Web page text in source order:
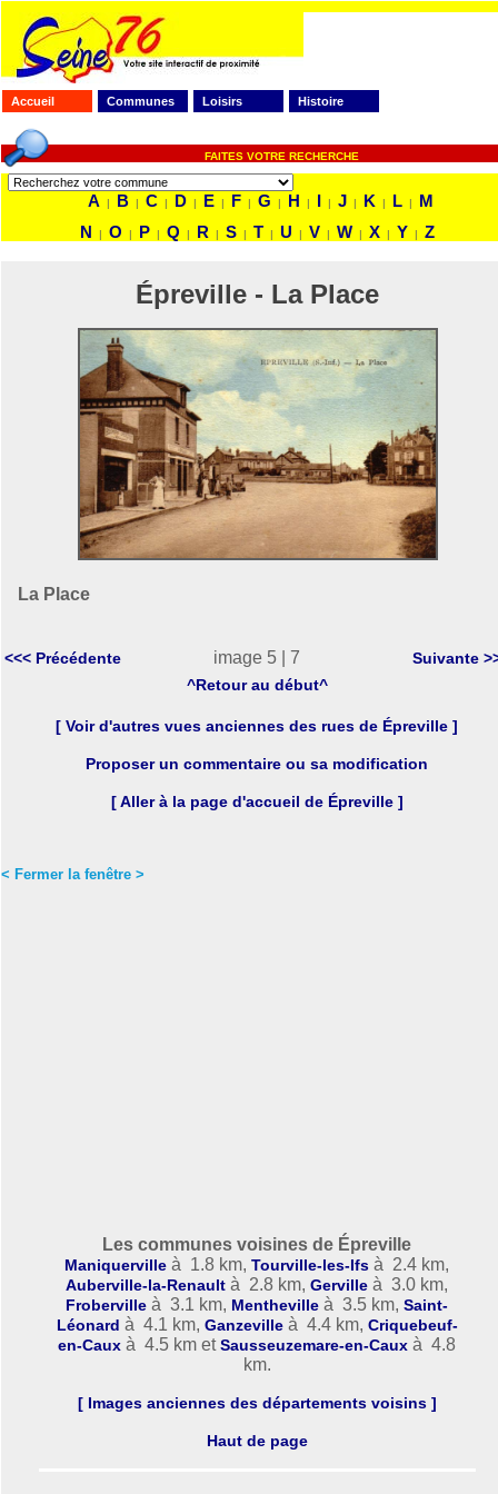
Accueil Communes Loisirs Histoire
FAITES VOTRE RECHERCHE
A | B | C | D | E | F | G | H | I | J | K | L |
M
N
| O | P | Q | R | S | T | U | V | W | X | Y | Z
Épreville - La Place
La Place
<<< Précédente image 5 | 7
Suivante
^Retour au début^
[ Voir d'autres vues anciennes des rues de Épreville ]
Proposer un commentaire ou sa modification
[ Aller à la page d'accueil de Épreville ]
< Fermer la fenêtre >
Les communes voisines de Épreville
Maniquerville à 1.8 km,Tourville-les-Ifs à 2.4 km,
Auberville-la-Renault à 2.8 km,Gerville à 3.0 km,
Froberville à 3.1 km, Mentheville à 3.5 km,Saint-
Léonard à 4.1 km, Ganzevilleà 4.4 km, Criquebeuf-
en-Caux à 4.5 km etSausseuzemare-en-Caux à 4.8
km.
[ Images anciennes des départements voisins ]
Haut de page